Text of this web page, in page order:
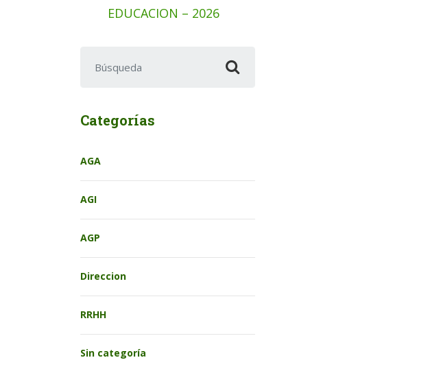
EDUCACION – 2026
Categorías
AGA
AGI
AGP
Direccion
RRHH
Sin categoría